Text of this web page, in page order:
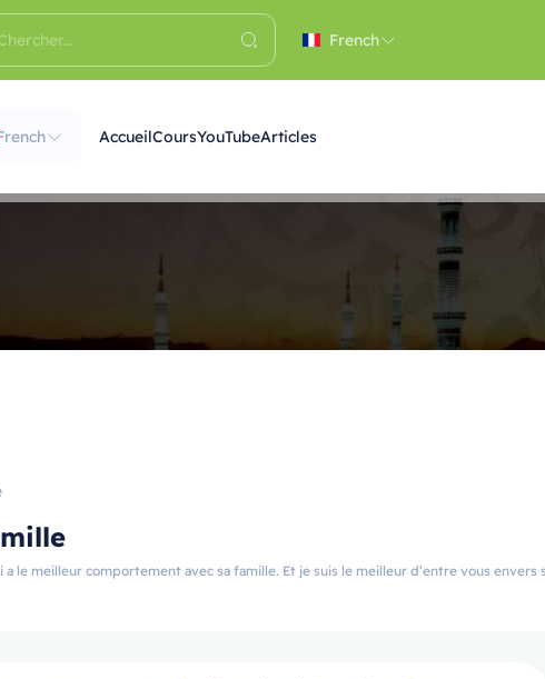
French
AccueilCoursYouTubeArticles
le meilleur comportement avec sa famille. Et je suis le meilleur d’entre vous